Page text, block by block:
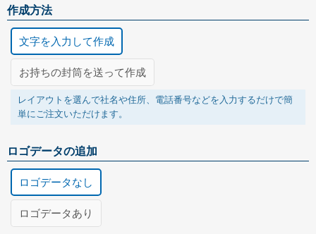
グループサイト
レスタス
名入れカレンダー製作所
オリジナルうちわ製作所
印鑑・ゴム印製作所
お名前シール製作所
作成方法
文字を入力して作成
お持ちの封筒を送って作成
レイアウトを選んで社名や住所、電話番号などを入力するだけで簡
単にご注文いただけます。
ロゴデータの追加
ロゴデータなし
ロゴデータあり